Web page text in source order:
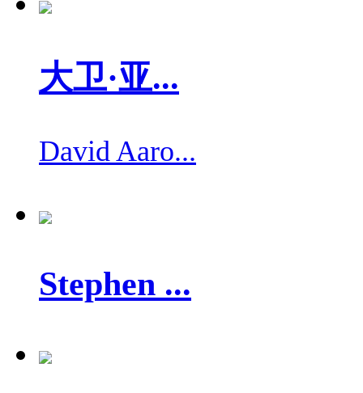
大卫·亚...
David Aaro...
Stephen ...